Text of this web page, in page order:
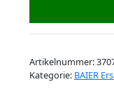
Artikelnummer:
Kategorie: BAIER